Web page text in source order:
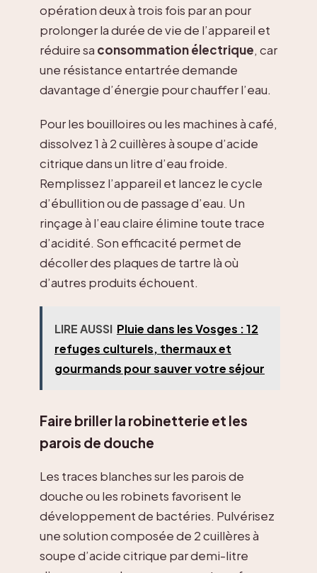
opération deux à trois fois par an pour
prolonger la durée de vie de l’appareil et
réduire sa consommation électrique, car
une résistance entartrée demande
davantage d’énergie pour chauffer l’eau.
Pour les bouilloires ou les machines à café,
dissolvez 1 à 2 cuillères à soupe d’acide
citrique dans un litre d’eau froide.
Remplissez l’appareil et lancez le cycle
d’ébullition ou de passage d’eau. Un
rinçage à l’eau claire élimine toute trace
d’acidité. Son efficacité permet de
décoller des plaques de tartre là où
d’autres produits échouent.
LIRE AUSSI Pluie dans les Vosges : 12
refuges culturels, thermaux et
gourmands pour sauver votre séjour
Faire briller la robinetterie et les
parois de douche
Les traces blanches sur les parois de
douche ou les robinets favorisent le
développement de bactéries. Pulvérisez
une solution composée de 2 cuillères à
soupe d’acide citrique par demi-litre